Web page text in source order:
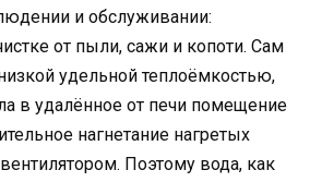
и обслуживании:
от пыли, сажи и копоти. Сам
удельной теплоёмкостью,
в удалённое от печи помещение
нагнетание нагретых
Поэтому вода, как